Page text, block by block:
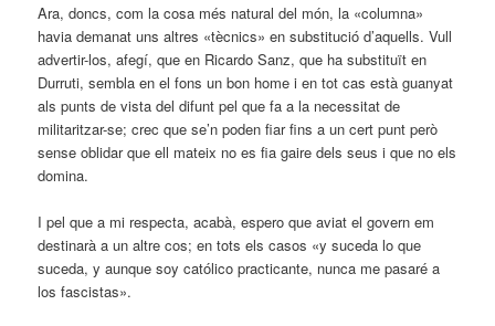
Ara, doncs, com la cosa més natural del món, la «columna»
havia demanat uns altres «tècnics» en substitució d’aquells. Vull
advertir-los, afegí, que en Ricardo Sanz, que ha substituït en
Durruti, sembla en el fons un bon home i en tot cas està guanyat
als punts de vista del difunt pel que fa a la necessitat de
militaritzar-se; crec que se’n poden fiar fins a un cert punt però
sense oblidar que ell mateix no es fia gaire dels seus i que no els
domina.
I pel que a mi respecta, acabà, espero que aviat el govern em
destinarà a un altre cos; en tots els casos «y suceda lo que
suceda, y aunque soy católico practicante, nunca me pasaré a
los fascistas».